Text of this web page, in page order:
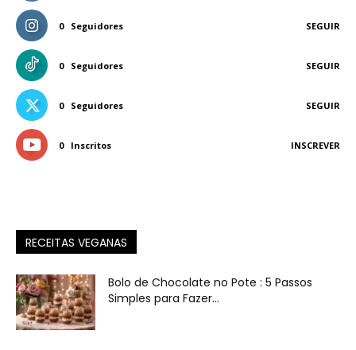
0 Seguidores SEGUIR
0 Seguidores SEGUIR
0 Seguidores SEGUIR
0 Inscritos INSCREVER
RECEITAS VEGANAS
Bolo de Chocolate no Pote : 5 Passos
Simples para Fazer...